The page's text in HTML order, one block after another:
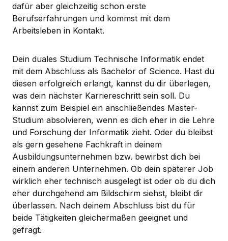
dafür aber gleichzeitig schon erste
Berufserfahrungen und kommst mit dem
Arbeitsleben in Kontakt.
Dein duales Studium Technische Informatik endet
mit dem Abschluss als Bachelor of Science. Hast du
diesen erfolgreich erlangt, kannst du dir überlegen,
was dein nächster Karriereschritt sein soll. Du
kannst zum Beispiel ein anschließendes Master-
Studium absolvieren, wenn es dich eher in die Lehre
und Forschung der Informatik zieht. Oder du bleibst
als gern gesehene Fachkraft in deinem
Ausbildungsunternehmen bzw. bewirbst dich bei
einem anderen Unternehmen. Ob dein späterer Job
wirklich eher technisch ausgelegt ist oder ob du dich
eher durchgehend am Bildschirm siehst, bleibt dir
überlassen. Nach deinem Abschluss bist du für
beide Tätigkeiten gleichermaßen geeignet und
gefragt.